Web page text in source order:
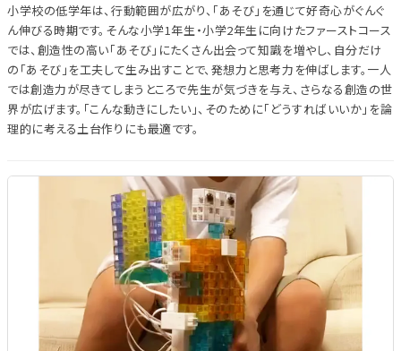
小学校の低学年は、行動範囲が広がり、「あそび」を通じて好奇心がぐんぐ
ん伸びる時期です。そんな小学1年生・小学2年生に向けたファーストコース
では、創造性の高い「あそび」にたくさん出会って知識を増やし、自分だけ
の「あそび」を工夫して生み出すことで、発想力と思考力を伸ばします。一人
では創造力が尽きてしまうところで先生が気づきを与え、さらなる創造の世
界が広げます。「こんな動きにしたい」、そのために「どうすればいいか」を論
理的に考える土台作りにも最適です。